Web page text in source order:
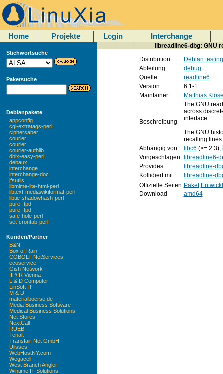
Home Projekte Login Interchange
Stichwortsuche
Paketsuche
Debianpakete
appconfig
cgi-extratags-perl
ciphersaber
courier
courier
courier-authlib
dbix-easy-perl
debaux
interchange
interchange-doc
jfsutils
libmime-lite-html-perl
libtext-mediawikiformat-perl
libtie-shadowhash-perl
pure-ftpd
pure-ftpd
safe-hole-perl
set-crontab-perl
Kunden/Partner
B&N
Box of Rain
COBOLT NetServices
ecoservice
Gish Network
IIP/IR Vienna
L & D Computer
LinSoft IT
M & D
materialboerse.de
Media Business Software
Medical Business Solutions
Net Stores
NextCall
RUEB
Tenalt
Transfair-Net GmbH
Ulisses
WebHostNY.com
Wegacell
West Branch Angler
Wintime IT Solutions
libreadline6-dbg: GNU
Distribution
Debian testing
Abteilung
debug
Quelle
readline6
Version
6.1-1
Maintainer
Matthias Klose
Beschreibung
The GNU
across
interface.
.
The GNU
recalling lines
Abhängig von
libc6 (>= 2.3),
Vorgeschlagen
libreadline6-
Provides
libreadline-
Kollidiert mit
libreadline-
Offizielle Seiten Paket
Download
amd64